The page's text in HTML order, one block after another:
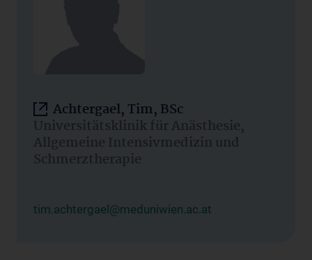
Achtergael, Tim, BSc
Universitätsklinik für Anästhesie,
Allgemeine Intensivmedizin und
Schmerztherapie
tim.achtergael@meduniwien.ac.at